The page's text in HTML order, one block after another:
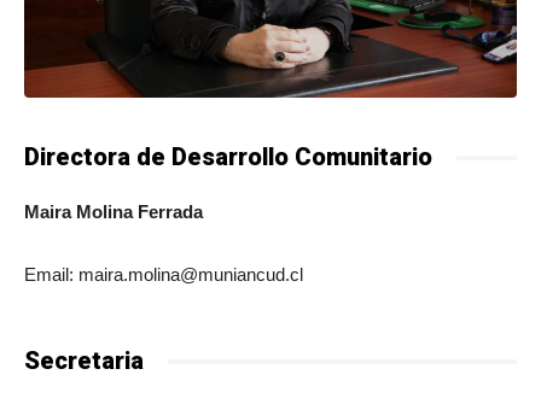
Directora de Desarrollo Comunitario
Maira Molina Ferrada
Email: maira.molina@muniancud.cl
Secretaria